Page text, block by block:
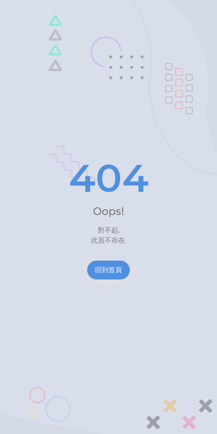
404
Oops!
對不起,
此頁不存在.
回到首頁